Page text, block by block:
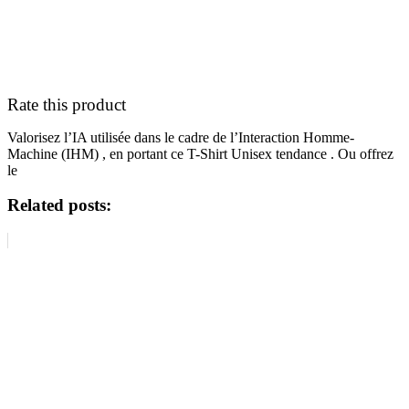
Rate this product
Valorisez l’IA utilisée dans le cadre de l’Interaction Homme-
Machine (IHM) , en portant ce T-Shirt Unisex tendance . Ou offrez
le
Related posts: